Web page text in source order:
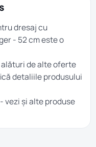
dresaj cu
- 52 cm este o
de alte oferte
detaliile produsului
- vezi și alte produse